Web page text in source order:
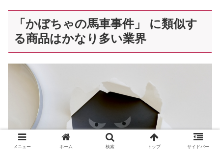
「かぼちゃの馬車事件」 に類似す
る商品はかなり多い業界
メニュー ホーム 検索 トップ サイドバー